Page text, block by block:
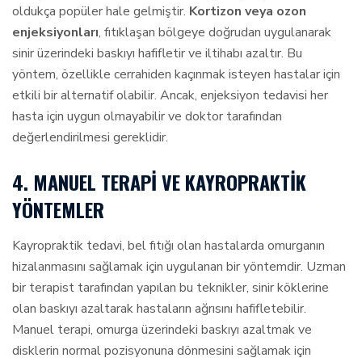
oldukça popüler hale gelmiştir. Kortizon veya ozon
enjeksiyonları, fıtıklaşan bölgeye doğrudan uygulanarak
sinir üzerindeki baskıyı hafifletir ve iltihabı azaltır. Bu
yöntem, özellikle cerrahiden kaçınmak isteyen hastalar için
etkili bir alternatif olabilir. Ancak, enjeksiyon tedavisi her
hasta için uygun olmayabilir ve doktor tarafından
değerlendirilmesi gereklidir.
4. MANUEL TERAPI VE KAYROPRAKTIK
YÖNTEMLER
Kayropraktik tedavi, bel fıtığı olan hastalarda omurganın
hizalanmasını sağlamak için uygulanan bir yöntemdir. Uzman
bir terapist tarafından yapılan bu teknikler, sinir köklerine
olan baskıyı azaltarak hastaların ağrısını hafifletebilir.
Manuel terapi, omurga üzerindeki baskıyı azaltmak ve
disklerin normal pozisyonuna dönmesini sağlamak için